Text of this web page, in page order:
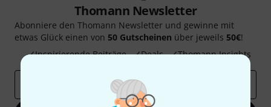
Thomann Newsletter
Abonniere den Thomann Newsletter und gewinne mit
etwas Glück einen von 50 Gutscheinen über jeweils 50€!
Inspirierende Beiträge
Deals Thomann Insights